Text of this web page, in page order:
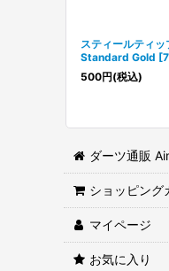
スティールティ
Standard Gold [
500円(税込)
ダーツ通販
ショッピング
マイページ
お気に入り